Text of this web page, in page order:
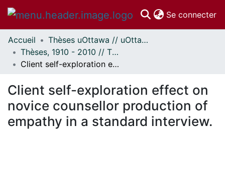
Se connecter
Communautés
et collections
Parcourir
À propos
Accueil
Thèses uOttawa // uOttawa Theses
Thèses, 1910 - 2010 // Theses, 1910 - 2010
Client self-exploration effect on novice counsellor production of empathy in a standard interview.
Client self-exploration effect on
novice counsellor production of
empathy in a standard interview.